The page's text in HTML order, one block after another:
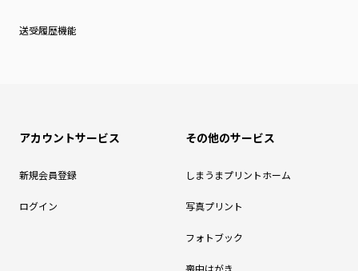
送受履歴機能
アカウントサービス
新規会員登録
ログイン
その他のサービス
しまうまプリントホーム
写真プリント
フォトブック
喪中はがき